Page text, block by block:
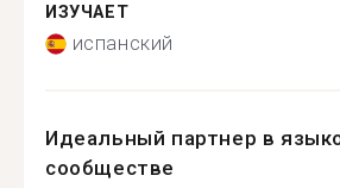
ИЗУЧАЕТ
испанский
Идеальный партнер в
сообществе